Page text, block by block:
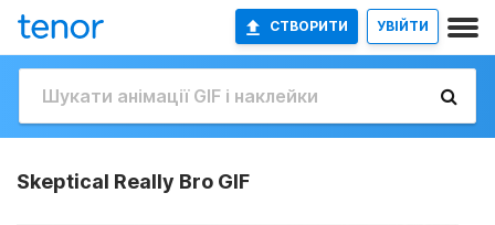
СТВОРИТИ УВІЙТИ
Skeptical Really Bro GIF